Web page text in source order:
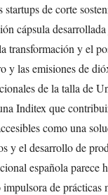
de corte
cápsula
transformación y el
y las emisiones de
de la talla de
Inditex que
como una
y el desarrollo de
española parece
de prácticas